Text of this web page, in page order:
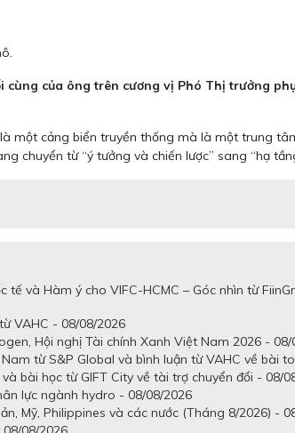
cùng của ông trên cương vị Phó Thị trưởng
cảng biển truyền thống mà là một trung
chuyển từ “ý tưởng và chiến lược” sang “hạ
và Hàm ý cho VIFC-HCMC – Góc nhìn từ
VAHC - 08/08/2026
Hội nghị Tài chính Xanh Việt Nam 2026 - 08/
từ S&P Global và bình luận từ VAHC về bài
bài học từ GIFT City về tài trợ chuyển đổi - 08/
lực ngành hydro - 08/08/2026
Mỹ, Philippines và các nước (Tháng 8/2026) -